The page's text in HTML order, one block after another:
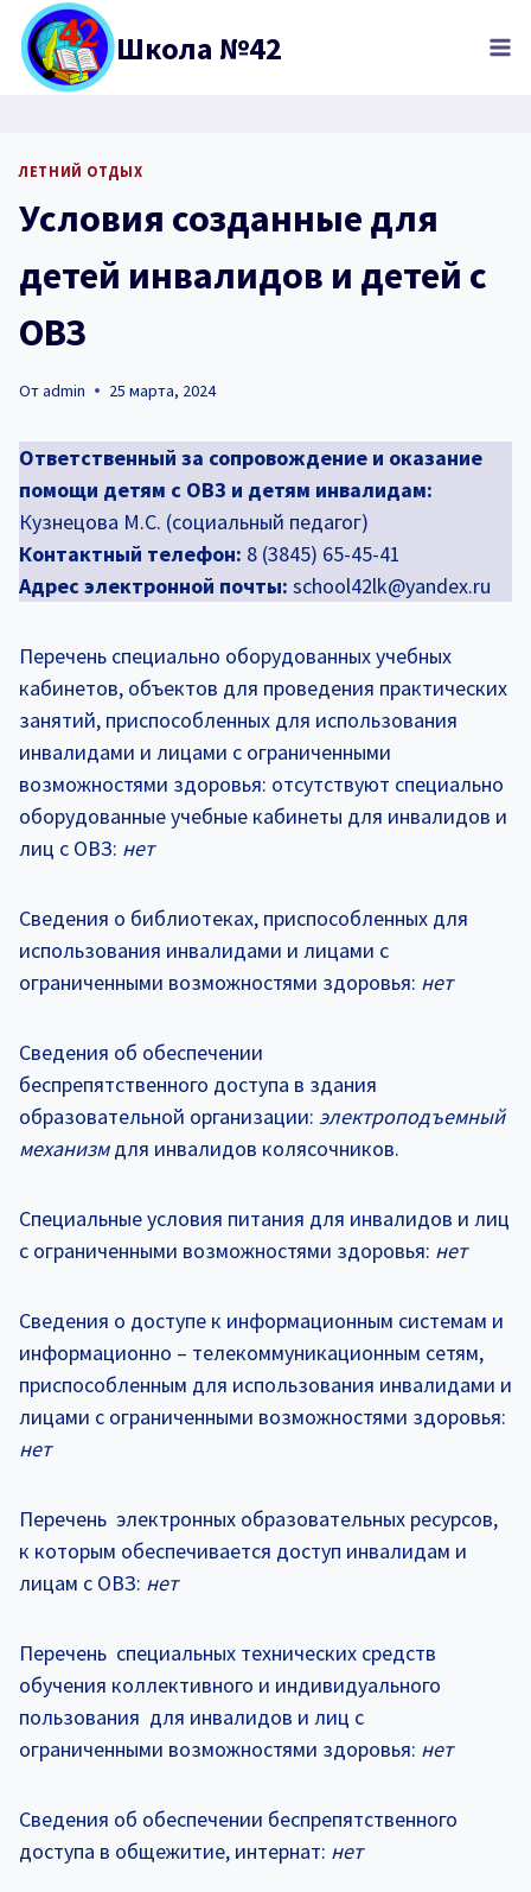
Перейти
содержимому
Школа №42
ЛЕТНИЙ ОТДЫХ
Условия созданные для
детей инвалидов и детей с
ОВЗ
Отadmin 25 марта, 2024
Ответственный за сопровождение и оказание
помощи детям с ОВЗ и детям инвалидам:
Кузнецова М.С. (социальный педагог)
Контактный телефон: 8 (3845) 65-45-41
Адрес электронной почты: school42lk@yandex.ru
Перечень специально оборудованных учебных
кабинетов, объектов для проведения практических
занятий, приспособленных для использования
инвалидами и лицами с ограниченными
возможностями здоровья: отсутствуют специально
оборудованные учебные кабинеты для инвалидов и
лиц с ОВЗ: нет
Сведения о библиотеках, приспособленных для
использования инвалидами и лицами с
ограниченными возможностями здоровья: нет
Сведения об обеспечении
беспрепятственного доступа в здания
образовательной организации: электроподъемный
механизмдля инвалидов колясочников.
Специальные условия питания для инвалидов и лиц
с ограниченными возможностями здоровья: нет
Сведения о доступе к информационным системам и
информационно – телекоммуникационным сетям,
приспособленным для использования инвалидами и
лицами с ограниченными возможностями здоровья:
нет
Перечень электронных образовательных ресурсов,
к которым обеспечивается доступ инвалидам и
лицам с ОВЗ: нет
Перечень специальных технических средств
обучения коллективного и индивидуального
пользования для инвалидов и лиц с
ограниченными возможностями здоровья: нет
Сведения об обеспечении беспрепятственного
доступа в общежитие, интернат: нет